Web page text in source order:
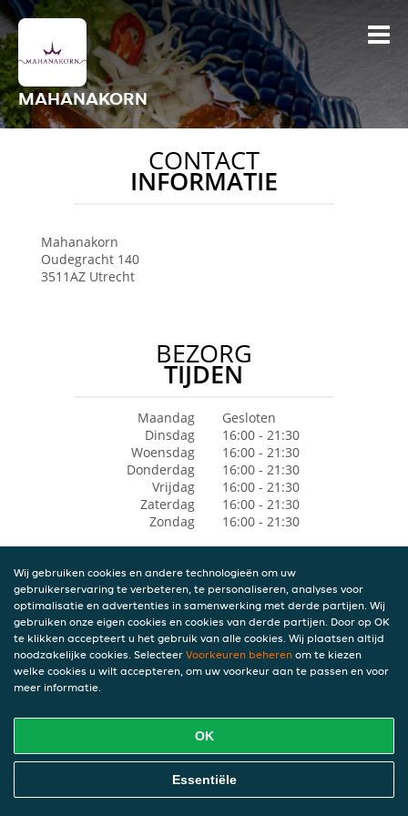
MAHANAKORN
CONTACT
INFORMATIE
Mahanakorn
Oudegracht 140
3511AZ Utrecht
BEZORG
TIJDEN
Maandag
Gesloten
Dinsdag
16:00 - 21:30
Woensdag
16:00 - 21:30
Donderdag
16:00 - 21:30
Vrijdag
16:00 - 21:30
Zaterdag
16:00 - 21:30
Zondag
16:00 - 21:30
Wij gebruiken cookies en andere technologieën om uw
gebruikerservaring te verbeteren, te personaliseren, analyses voor
optimalisatie en advertenties in samenwerking met derde partijen. Wij
gebruiken onze eigen cookies en cookies van derde partijen. Door op OK
te klikken accepteert u het gebruik van alle cookies. Wij plaatsen altijd
noodzakelijke cookies. Selecteer Voorkeuren beheren om te kiezen
welke cookies u wilt accepteren, om uw voorkeur aan te passen en voor
meer informatie.
OK
Essentiële